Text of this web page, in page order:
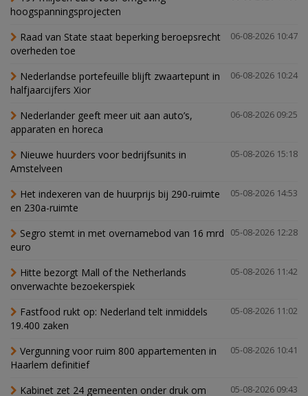
hoogspanningsprojecten
06-08-2026 10:47
Raad van State staat beperking beroepsrecht
overheden toe
06-08-2026 10:24
Nederlandse portefeuille blijft zwaartepunt in
halfjaarcijfers Xior
06-08-2026 09:25
Nederlander geeft meer uit aan auto’s,
apparaten en horeca
05-08-2026 15:18
Nieuwe huurders voor bedrijfsunits in
Amstelveen
05-08-2026 14:53
Het indexeren van de huurprijs bij 290-ruimte
en 230a-ruimte
05-08-2026 12:28
Segro stemt in met overnamebod van 16 mrd
euro
05-08-2026 11:42
Hitte bezorgt Mall of the Netherlands
onverwachte bezoekerspiek
05-08-2026 11:02
Fastfood rukt op: Nederland telt inmiddels
19.400 zaken
05-08-2026 10:41
Vergunning voor ruim 800 appartementen in
Haarlem definitief
05-08-2026 09:43
Kabinet zet 24 gemeenten onder druk om